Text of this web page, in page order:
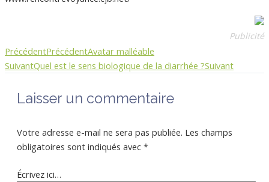
Publicité
PrécédentPrécédentAvatar malléable
SuivantQuel est le sens biologique de la diarrhée ?Suivant
Laisser un commentaire
Votre adresse e-mail ne sera pas publiée. Les champs
obligatoires sont indiqués avec *
Écrivez ici…